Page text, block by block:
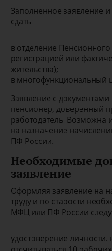
Заполненное заявление
сдать:
в отделение Пенсионного
регистрацией или
жительства);
в многофункциональный
Заявление с документами
пенсионер, доверенный
работодатель. Возможна
на назначение
ПФ России.
Необходимые
заявление
Оформляя заявление на
труду и по старости
МФЦ или ПФ России
удостоверение личности.